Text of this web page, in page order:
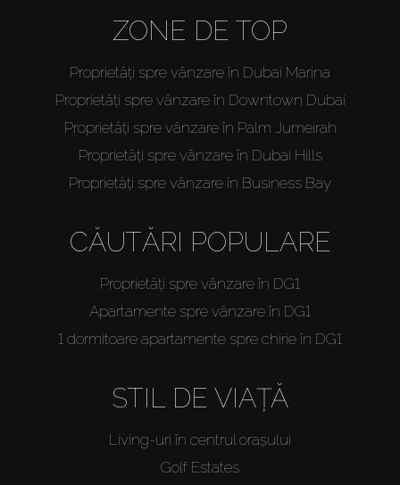
ZONE DE TOP
Proprietăți spre vânzare în Dubai Marina
Proprietăți spre vânzare în Downtown Dubai
Proprietăți spre vânzare în Palm Jumeirah
Proprietăți spre vânzare în Dubai Hills
Proprietăți spre vânzare în Business Bay
CĂUTĂRI POPULARE
Proprietăți spre vânzare în DG1
Apartamente spre vânzare în DG1
1 dormitoare apartamente spre chirie în DG1
STIL DE VIAȚĂ
Living-uri în centrul orașului
Golf Estates